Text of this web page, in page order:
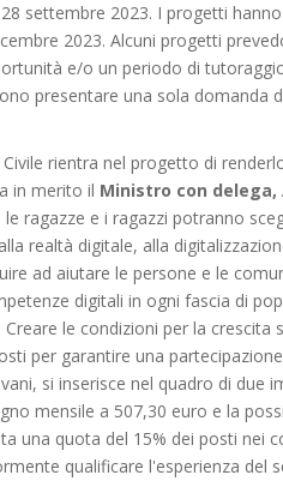
settembre 2023. I progetti hanno
2023. Alcuni progetti
e/o un periodo di
presentare una sola domanda
rientra nel progetto di
in merito il Ministro con delega,
ragazze e i ragazzi potranno
realtà digitale, alla
ad aiutare le persone e le
digitali in ogni fascia di
le condizioni per la crescita
per garantire una
si inserisce nel quadro di due
mensile a 507,30 euro e la
una quota del 15% dei posti nei
qualificare l'esperienza del